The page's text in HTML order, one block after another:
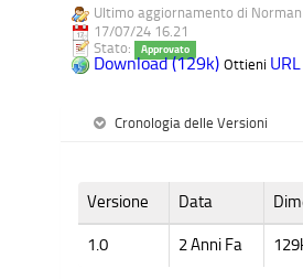
Ultimo aggiornamento di
17/07/24 16.21
Stato:
Approvato
Download (129k) Ottieni URL
Cronologia delle Versioni
Versione Data
1.0 2 Anni Fa